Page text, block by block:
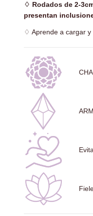
♢ Rodados de 2-
presentan
♢ Aprende a cargar